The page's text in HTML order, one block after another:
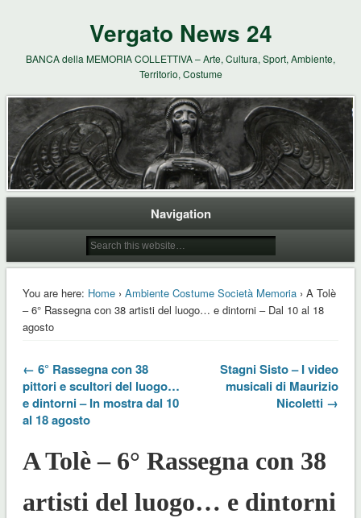
Vergato News 24
BANCA della MEMORIA COLLETTIVA – Arte, Cultura, Sport, Ambiente,
Territorio, Costume
Navigation
You are here: Home› Ambiente Costume Società Memoria› A Tolè
– 6° Rassegna con 38 artisti del luogo… e dintorni – Dal 10 al 18
agosto
← 6° Rassegna con 38
pittori e scultori del luogo…
e dintorni – In mostra dal 10
al 18 agosto
Stagni Sisto – I video
musicali di Maurizio
Nicoletti →
A Tolè – 6° Rassegna con 38
artisti del luogo… e dintorni